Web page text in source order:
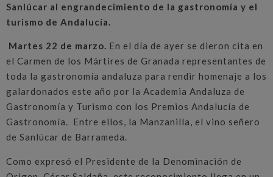
Sanlúcar al engrandecimiento de la gastronomía y el
turismo de Andalucía.
Martes 22 de marzo. En el día de ayer se dieron cita en
el Carmen de los Mártires de Granada representantes de
toda la gastronomía andaluza para rendir homenaje a los
galardonados este año por la Academia Andaluza de
Gastronomía y Turismo con los Premios Andalucía de
Gastronomía. Entre ellos, la Manzanilla, el vino señero
de Sanlúcar de Barrameda.
Como expresó el Presidente de la Denominación de